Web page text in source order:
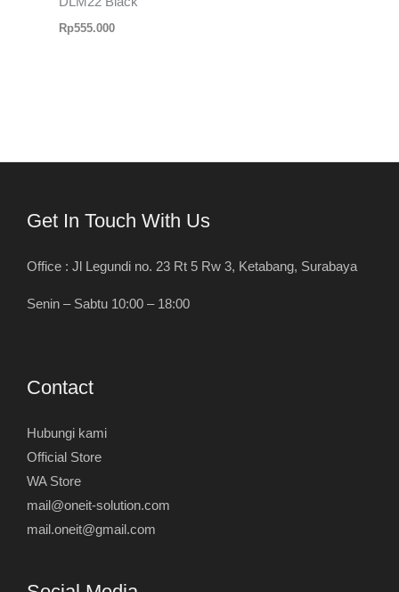
Rp555.000
Get In Touch With Us
Office : Jl Legundi no. 23 Rt 5 Rw 3, Ketabang, Surabaya
Senin – Sabtu 10:00 – 18:00
Contact
Hubungi kami
Official Store
WA Store
mail@oneit-solution.com
mail.oneit@gmail.com